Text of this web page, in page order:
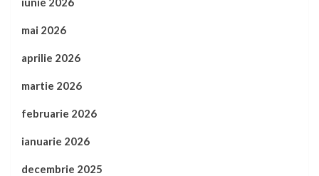
mai 2026
aprilie 2026
martie 2026
februarie 2026
ianuarie 2026
decembrie 2025